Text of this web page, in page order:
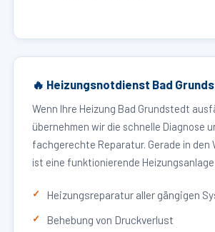
🔥 Heizungsnotdienst Bad
Wenn Ihre Heizung Bad Grundstedt
übernehmen wir die schnelle Diagnose
fachgerechte Reparatur. Gerade in den
ist eine funktionierende
Heizungsreparatur aller gängigen
Behebung von Druckverlust